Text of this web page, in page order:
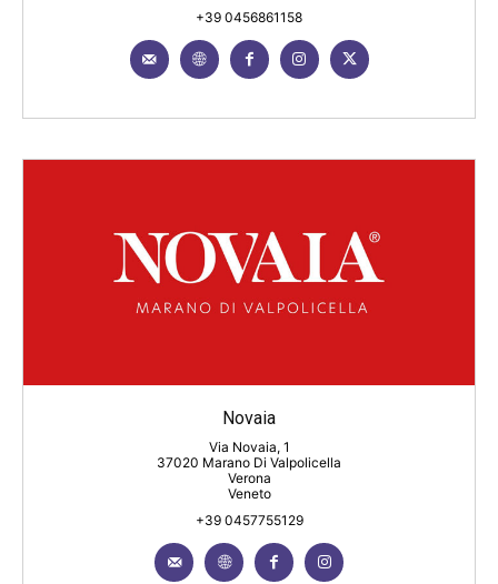
+39 0456861158
Novaia
Via Novaia, 1
37020 Marano Di Valpolicella
Verona
Veneto
+39 0457755129